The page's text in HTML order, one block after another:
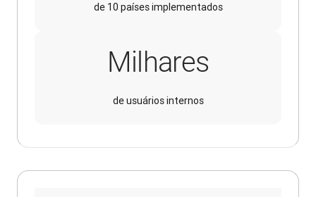
de 10 países implementados
Milhares
de usuários internos